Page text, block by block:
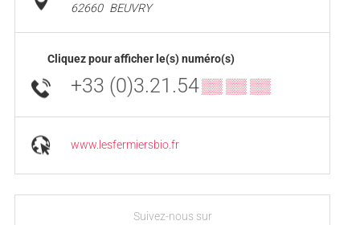
62660 BEUVRY
Cliquez pour afficher le(s) numéro(s)
+33 (0)3.21.54▒▒ ▒▒ ▒▒
www.lesfermiersbio.fr
Suivez-nous sur